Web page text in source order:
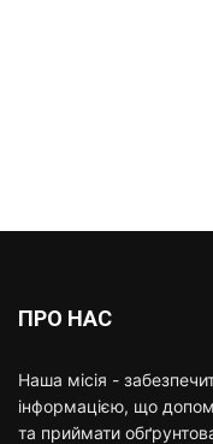
ПРО НАС
Наша місія -
інформацією, що
та приймати